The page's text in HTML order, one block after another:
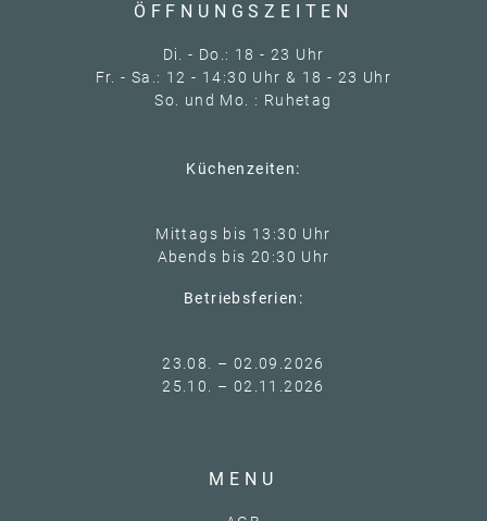
ÖFFNUNGSZEITEN
Di. - Do.: 18 - 23 Uhr
Fr. - Sa.: 12 - 14:30 Uhr & 18 - 23 Uhr
So. und Mo. : Ruhetag
Küchenzeiten:
Mittags bis 13:30 Uhr
Abends bis 20:30 Uhr
Betriebsferien:
23.08. – 02.09.2026
25.10. – 02.11.2026
MENU